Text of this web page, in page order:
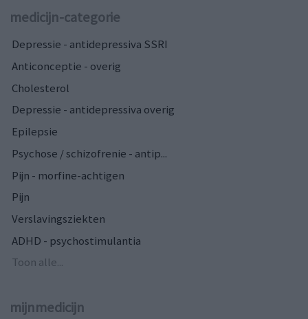
medicijn-categorie
Depressie - antidepressiva SSRI
Anticonceptie - overig
Cholesterol
Depressie - antidepressiva overig
Epilepsie
Psychose / schizofrenie - antip...
Pijn - morfine-achtigen
Pijn
Verslavingsziekten
ADHD - psychostimulantia
Toon alle...
mijnmedicijn